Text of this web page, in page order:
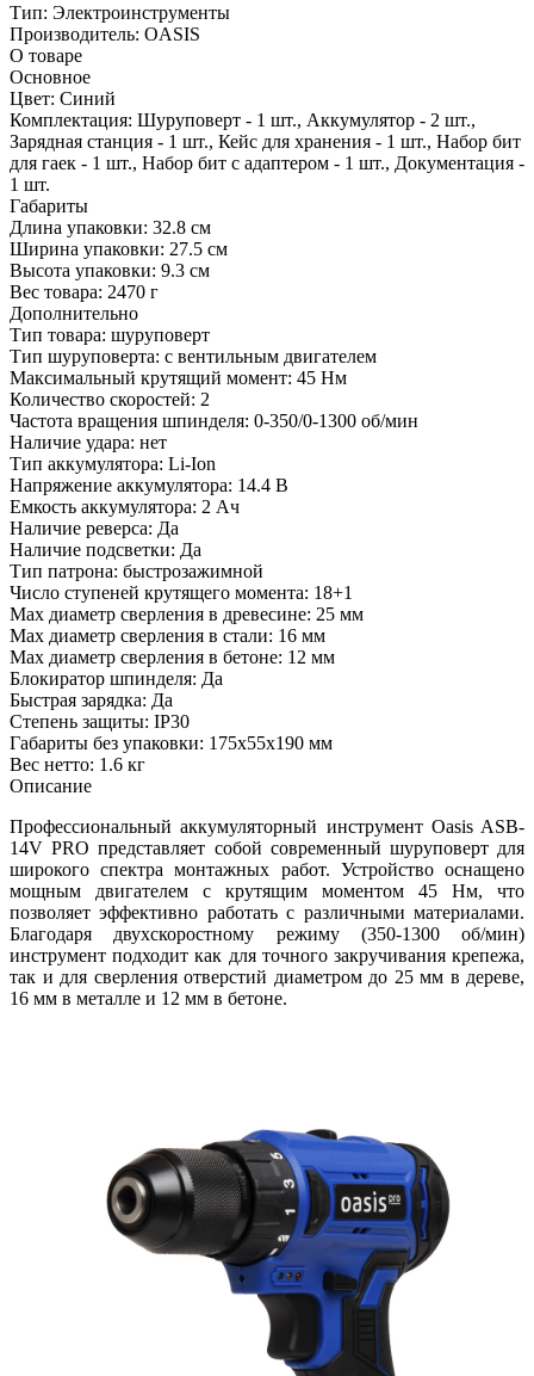
Тип: Электроинструменты
Производитель: OASIS
О товаре
Основное
Цвет: Синий
Комплектация: Шуруповерт - 1 шт., Аккумулятор - 2 шт.,
Зарядная станция - 1 шт., Кейс для хранения - 1 шт., Набор бит
для гаек - 1 шт., Набор бит с адаптером - 1 шт., Документация -
1 шт.
Габариты
Длина упаковки: 32.8 см
Ширина упаковки: 27.5 см
Высота упаковки: 9.3 см
Вес товара: 2470 г
Дополнительно
Тип товара: шуруповерт
Тип шуруповерта: с вентильным двигателем
Максимальный крутящий момент: 45 Нм
Количество скоростей: 2
Частота вращения шпинделя: 0-350/0-1300 об/мин
Наличие удара: нет
Тип аккумулятора: Li-Ion
Напряжение аккумулятора: 14.4 В
Емкость аккумулятора: 2 Ач
Наличие реверса: Да
Наличие подсветки: Да
Тип патрона: быстрозажимной
Число ступеней крутящего момента: 18+1
Мах диаметр сверления в древесине: 25 мм
Max диаметр сверления в стали: 16 мм
Max диаметр сверления в бетоне: 12 мм
Блокиратор шпинделя: Да
Быстрая зарядка: Да
Степень защиты: IP30
Габариты без упаковки: 175х55х190 мм
Вес нетто: 1.6 кг
Описание
Профессиональный аккумуляторный инструмент Oasis ASB-
14V PRO представляет собой современный шуруповерт для
широкого спектра монтажных работ. Устройство оснащено
мощным двигателем с крутящим моментом 45 Нм, что
позволяет эффективно работать с различными материалами.
Благодаря двухскоростному режиму (350-1300 об/мин)
инструмент подходит как для точного закручивания крепежа,
так и для сверления отверстий диаметром до 25 мм в дереве,
16 мм в металле и 12 мм в бетоне.